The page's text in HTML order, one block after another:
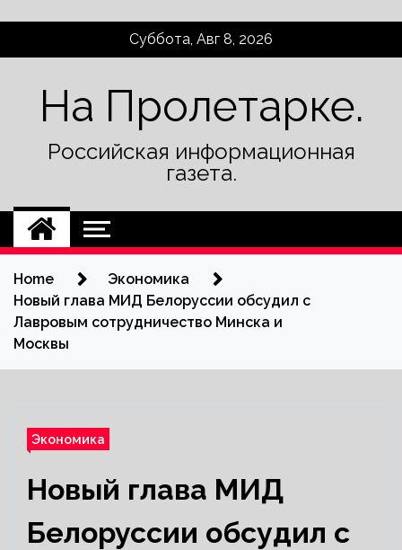
Суббота, Авг 8, 2026
На Пролетарке.
Российская информационная
газета.
Home
Экономика
Новый глава МИД Белоруссии обсудил с
Лавровым сотрудничество Минска и
Москвы
Экономика
Новый глава МИД
Белоруссии обсудил с